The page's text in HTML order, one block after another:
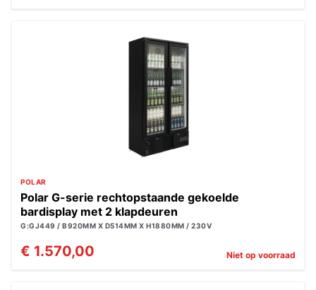
POLAR
Polar G-serie rechtopstaande gekoelde
bardisplay met 2 klapdeuren
G:GJ449 / B920MM X D514MM X H1880MM / 230V
€ 1.570,00 Niet op voorraad